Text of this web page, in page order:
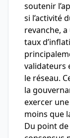
soutenir
si l’activité
revanche,
taux
validateurs
le réseau.
la
exercer
moins que
Du point